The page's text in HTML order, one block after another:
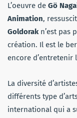
L’oeuvre de Gö
Animation,
Goldorakn’est pas
création. Il est le
encore
La diversité
différents type
international qui a